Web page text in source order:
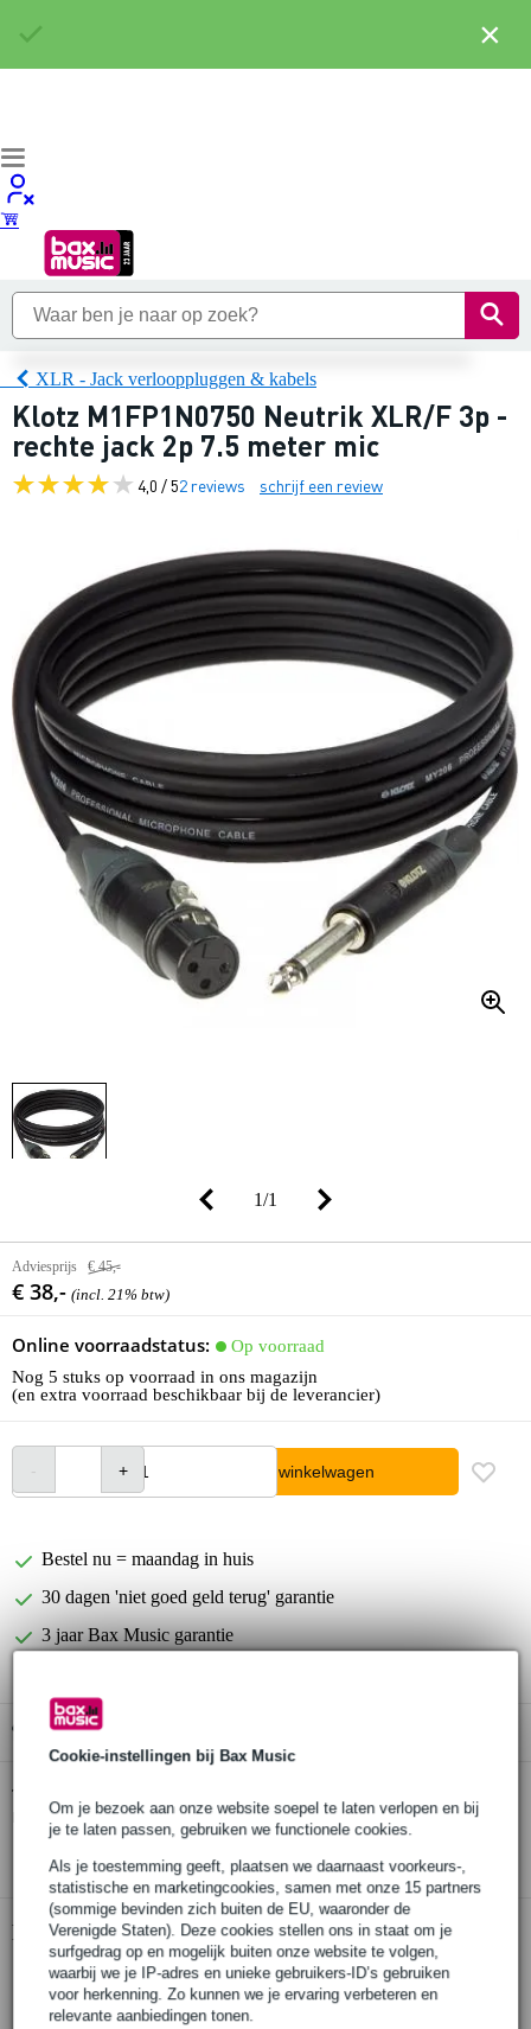
Cookie-instellingen bij Bax Music
Om je bezoek aan onze website soepel te laten verlopen en bij
je te laten passen, gebruiken we functionele cookies.
Als je toestemming geeft, plaatsen we daarnaast voorkeurs-,
statistische en marketingcookies, samen met onze 15 partners
(sommige bevinden zich buiten de EU, waaronder de
Verenigde Staten). Deze cookies stellen ons in staat om je
surfgedrag op en mogelijk buiten onze website te volgen,
waarbij we je IP-adres en unieke gebruikers-ID’s gebruiken
voor herkenning. Zo kunnen we je ervaring verbeteren en
relevante aanbiedingen tonen.
XLR - Jack verlooppluggen & kabels
Klotz M1FP1N0750 Neutrik XLR/F 3p -
rechte jack 2p 7.5 meter mic
4,0 / 52 reviews schrijf een review
1/1
Adviesprijs € 45,-
€ 38,- (incl. 21% btw)
Online voorraadstatus:
Op voorraad
Nog 5 stuks op voorraad in ons magazijn
(en extra voorraad beschikbaar bij de leverancier)
In winkelwagen
Bestel nu = maandag in huis
30 dagen 'niet goed geld terug' garantie
3 jaar Bax Music garantie
Gratis ophalen in de winkel
Twijfel je of de Klotz M1FP1N0750 Neutrik XLR/F 3p -
rechte jack 2p 7.5 meter micbij je past? Doe de check.
Productinformatie
oerdegelijke ongebalanceerde microfoonkabel
hoogwaardige Neutrik aansluitingen
×